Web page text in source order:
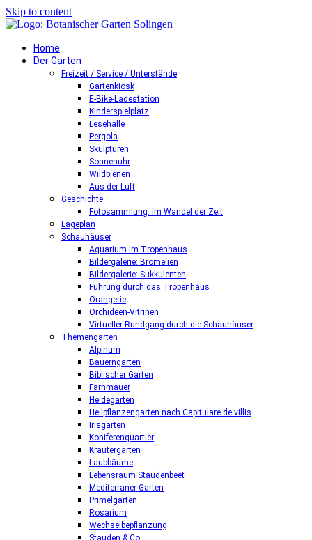
Skip to content
Home
Der Garten
Freizeit / Service / Unterstände
Gartenkiosk
E-Bike-Ladestation
Kinderspielplatz
Lesehalle
Pergola
Skulpturen
Sonnenuhr
Wildbienen
Aus der Luft
Geschichte
Fotosammlung: Im Wandel der Zeit
Lageplan
Schauhäuser
Aquarium im Tropenhaus
Bildergalerie: Bromelien
Bildergalerie: Sukkulenten
Führung durch das Tropenhaus
Orangerie
Orchideen-Vitrinen
Virtueller Rundgang durch die Schauhäuser
Themengärten
Alpinum
Bauerngarten
Biblischer Garten
Farnmauer
Heidegarten
Heilpflanzengarten nach Capitulare de villis
Irisgarten
Koniferenquartier
Kräutergarten
Laubbäume
Lebensraum Staudenbeet
Mediterraner Garten
Primelgarten
Rosarium
Wechselbepflanzung
Stauden & Co.